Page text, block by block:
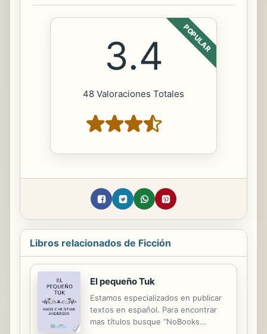
POPULAR
3.4
48 Valoraciones Totales
Libros relacionados de Ficción
El pequeño Tuk
Estamos especializados en publicar
textos en español. Para encontrar
mas títulos busque “NoBooks